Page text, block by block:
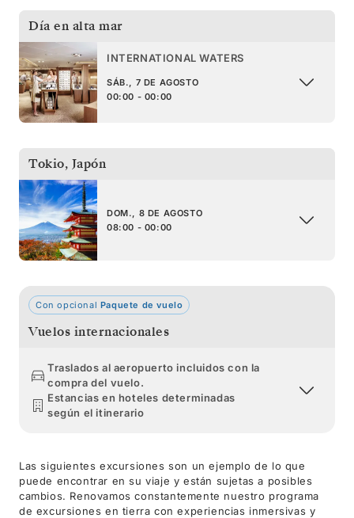
Día en alta mar
INTERNATIONAL WATERS
SÁB., 7 DE AGOSTO
00:00 - 00:00
Tokio, Japón
DOM., 8 DE AGOSTO
08:00 - 00:00
Con opcional Paquete de vuelo
Vuelos internacionales
Traslados al aeropuerto incluidos con la
compra del vuelo.
Estancias en hoteles determinadas
según el itinerario
Las siguientes excursiones son un ejemplo de lo que
puede encontrar en su viaje y están sujetas a posibles
cambios. Renovamos constantemente nuestro programa
de excursiones en tierra con experiencias inmersivas y